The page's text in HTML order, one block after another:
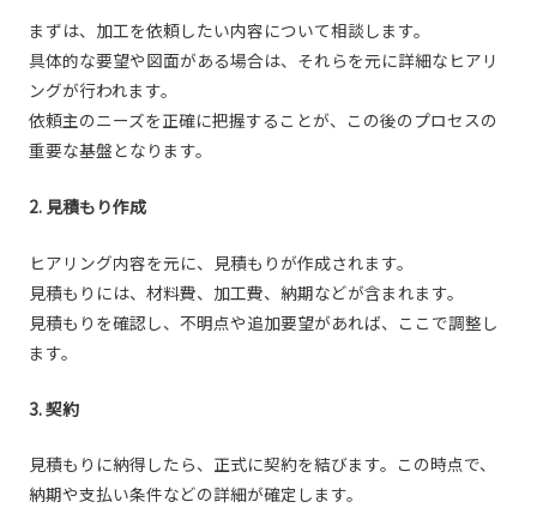
まずは、加工を依頼したい内容について相談します。
具体的な要望や図面がある場合は、それらを元に詳細なヒアリ
ングが行われます。
依頼主のニーズを正確に把握することが、この後のプロセスの
重要な基盤となります。
2. 見積もり作成
ヒアリング内容を元に、見積もりが作成されます。
見積もりには、材料費、加工費、納期などが含まれます。
見積もりを確認し、不明点や追加要望があれば、ここで調整し
ます。
3. 契約
見積もりに納得したら、正式に契約を結びます。この時点で、
納期や支払い条件などの詳細が確定します。